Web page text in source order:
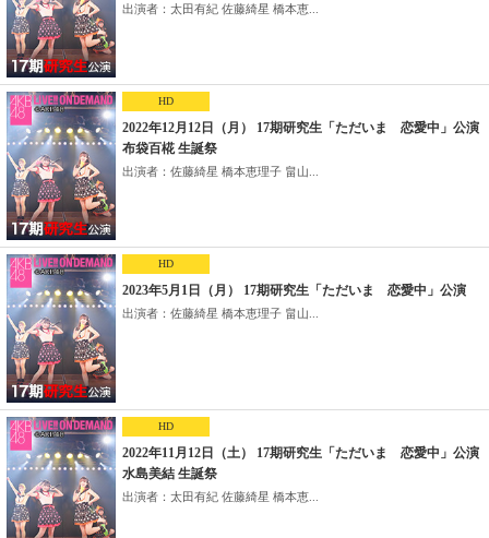
出演者：太田有紀 佐藤綺星 橋本恵...
HD
2022年12月12日（月） 17期研究生「ただいま 恋愛中」公演
布袋百椛 生誕祭
出演者：佐藤綺星 橋本恵理子 畠山...
HD
2023年5月1日（月） 17期研究生「ただいま 恋愛中」公演
出演者：佐藤綺星 橋本恵理子 畠山...
HD
2022年11月12日（土） 17期研究生「ただいま 恋愛中」公演
水島美結 生誕祭
出演者：太田有紀 佐藤綺星 橋本恵...